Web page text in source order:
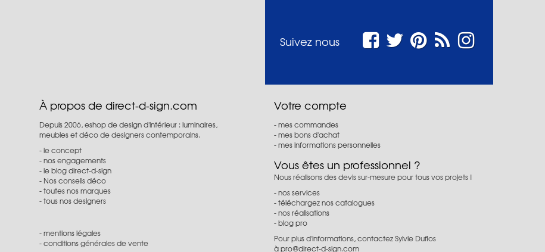
Suivez nous
À propos de direct-d-sign.com
Depuis 2006, eshop de design d'intérieur : luminaires,
meubles et déco de designers contemporains.
le concept
nos engagements
le blog direct-d-sign
Nos conseils déco
toutes nos marques
tous nos designers
mentions légales
conditions générales de vente
Votre compte
mes commandes
mes bons d'achat
mes informations personnelles
Vous êtes un professionnel ?
Nous réalisons des devis sur-mesure pour tous vos projets !
nos services
téléchargez nos catalogues
nos réalisations
blog pro
Pour plus d'informations, contactez Sylvie Duflos
àpro@direct-d-sign.com